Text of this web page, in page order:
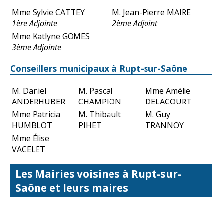
Mme Sylvie CATTEY
1ère Adjointe
M. Jean-Pierre MAIRE
2ème Adjoint
Mme Katlyne GOMES
3ème Adjointe
Conseillers municipaux à Rupt-sur-Saône
M. Daniel
ANDERHUBER
M. Pascal
CHAMPION
Mme Amélie
DELACOURT
Mme Patricia
HUMBLOT
M. Thibault
PIHET
M. Guy
TRANNOY
Mme Élise
VACELET
Les Mairies voisines à Rupt-sur-
Saône et leurs maires